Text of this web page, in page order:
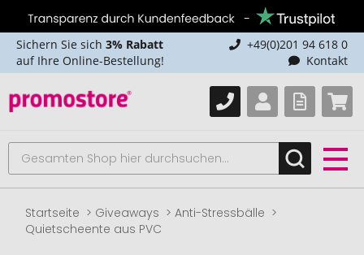
Sichern Sie sich 3% Rabatt
auf Ihre Online-Bestellung!
+49(0)201 94 618 0
Kontakt
Startseite Giveaways
Anti-Stressbälle
Quietscheente aus PVC